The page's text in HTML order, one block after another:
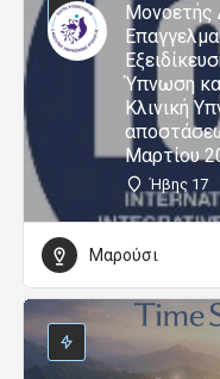
Μονοετής
Ύπνωση
Κλινική
Μαρτίου
Ήβης 17
Μαρούσι